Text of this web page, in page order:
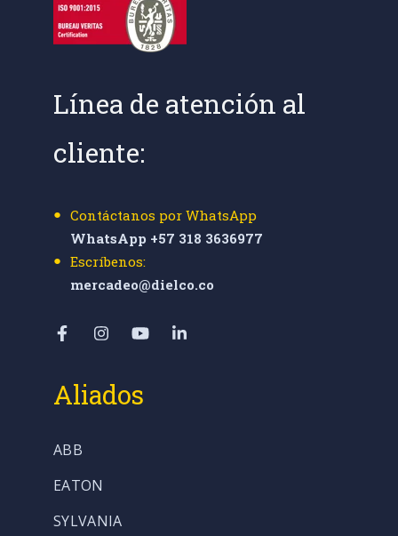
Línea de atención al
cliente:
Contáctanos por WhatsApp
WhatsApp +57 318 3636977
Escríbenos:
mercadeo@dielco.co
Aliados
ABB
EATON
SYLVANIA